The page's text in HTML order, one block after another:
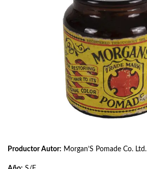
Productor Autor: Morgan’S Pomade Co. Ltd.